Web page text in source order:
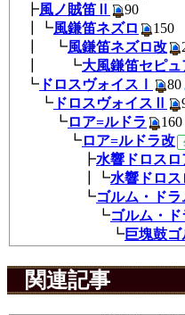
┣風ノ賊笛Ⅱ
┃┗風鎌笛ネズロ
┃ ┗風鎌笛ネズロ改
┃ ┗大風鎌笛セピュ
┗ ドロスヴォイスⅠ 80
┗ ドロスヴォイスⅡ
┗ロア=ルドラ 160
┗ロア=ルドラ改
┣水響ドロスロ
┃┗水響ドロス
┗ゴルム・ドラ
┗ゴルム・
┗巨塊鼓
関連記事